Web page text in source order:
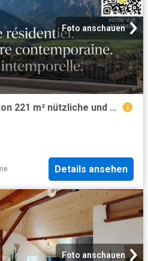
Foto anschauen
NEU – VILLA 3,5 Stück von 221 m² nützliche und großzügige Außenfassade zum Preis einer Wohnung
Details ansehen
Foto anschauen